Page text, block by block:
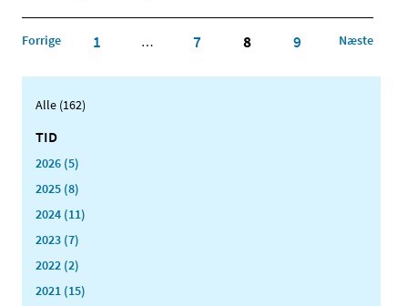
Forrige 1 … 7 8 9 Næste
Alle (162)
TID
2026 (5)
2025 (8)
2024 (11)
2023 (7)
2022 (2)
2021 (15)